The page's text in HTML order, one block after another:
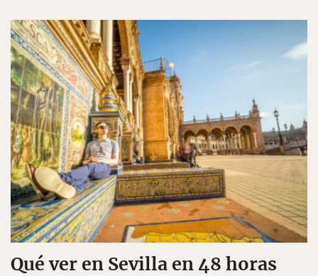
Qué ver en Sevilla en 48 horas